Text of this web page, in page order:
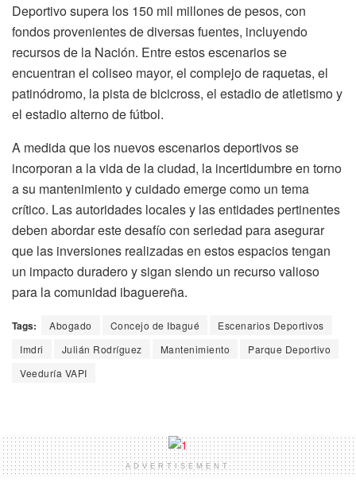
Deportivo supera los 150 mil millones de pesos, con
fondos provenientes de diversas fuentes, incluyendo
recursos de la Nación. Entre estos escenarios se
encuentran el coliseo mayor, el complejo de raquetas, el
patinódromo, la pista de bicicross, el estadio de atletismo y
el estadio alterno de fútbol.
A medida que los nuevos escenarios deportivos se
incorporan a la vida de la ciudad, la incertidumbre en torno
a su mantenimiento y cuidado emerge como un tema
crítico. Las autoridades locales y las entidades pertinentes
deben abordar este desafío con seriedad para asegurar
que las inversiones realizadas en estos espacios tengan
un impacto duradero y sigan siendo un recurso valioso
para la comunidad ibaguereña.
Tags: Abogado Concejo de Ibagué
Escenarios Deportivos
Imdri
Julián Rodríguez Mantenimiento
Parque Deportivo
Veeduría VAPI
ADVERTISEMENT